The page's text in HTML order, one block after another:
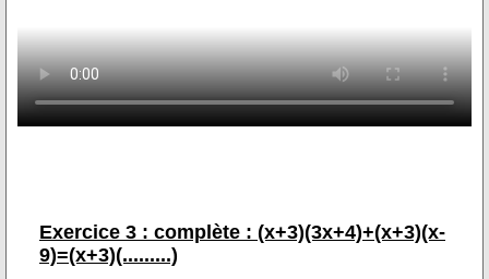
Exercice 3 : complète : (x+3)(3x+4)+(x+3)(x-
9)=(x+3)(.........)